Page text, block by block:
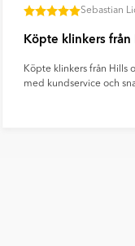
Sebastian
Köpte klinkers från
Köpte klinkers från Hills
med kundservice och